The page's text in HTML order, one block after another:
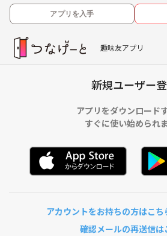
アプリを入手
趣味友アプリ
新規ユーザー
アプリをダウンロードす
すぐに使い始められま
アカウントをお持ちの方はこち
確認メールの再送信は